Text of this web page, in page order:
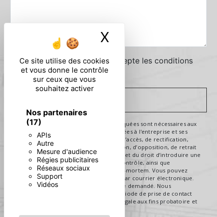
Ce site utilise des cookies
et vous donne le contrôle
sur ceux que vous
souhaitez activer
Nos partenaires
(17)
APIs
Autre
Mesure d'audience
Régies publicitaires
Réseaux sociaux
Support
Vidéos
X
En cochant cette case, j'accepte les conditions
particulières ci-dessous **
** Les données personnelles communiquées sont nécessaires aux
fins de vous contacter. Elles sont destinées à l'entreprise et ses
sous-traitants. Vous disposez de droits d’accès, de rectification,
d’effacement, de portabilité, de limitation, d’opposition, de retrait
de votre consentement à tout moment et du droit d’introduire une
réclamation auprès d’une autorité de contrôle, ainsi que
d’organiser le sort de vos données post-mortem. Vous pouvez
exercer ces droits par voie postale ou par courrier électronique.
Un justificatif d'identité pourra vous être demandé. Nous
conservons vos données pendant la période de prise de contact
puis pendant la durée de prescription légale aux fins probatoire et